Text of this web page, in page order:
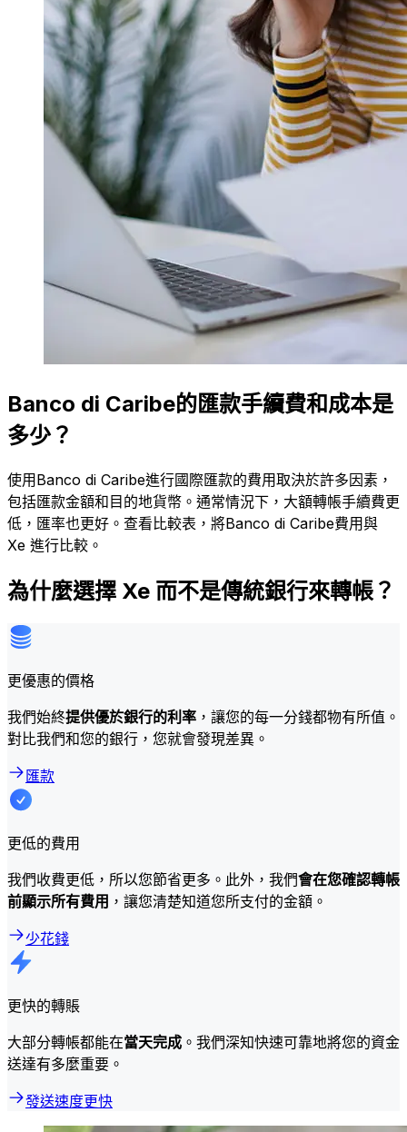
Banco di Caribe的匯款手續費和成本是
多少？
使用Banco di Caribe進行國際匯款的費用取決於許多因素，
包括匯款金額和目的地貨幣。通常情況下，大額轉帳手續費更
低，匯率也更好。查看比較表，將Banco di Caribe費用與
Xe 進行比較。
為什麼選擇 Xe 而不是傳統銀行來轉帳？
更優惠的價格
我們始終提供優於銀行的利率 ，讓您的每一分錢都物有所值。
對比我們和您的銀行，您就會發現差異。
匯款
更低的費用
我們收費更低，所以您節省更多。此外，我們會在您確認轉帳
前顯示所有費用 ，讓您清楚知道您所支付的金額。
少花錢
更快的轉賬
大部分轉帳都能在當天完成 。我們深知快速可靠地將您的資金
送達有多麼重要。
發送速度更快